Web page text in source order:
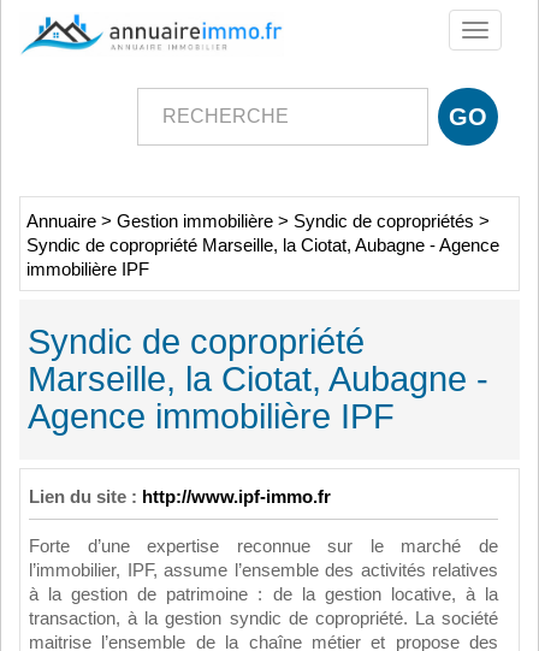
Toggle
Annuaire > Gestion immobilière > Syndic de copropriétés >
Syndic de copropriété Marseille, la Ciotat, Aubagne - Agence
immobilière IPF
Syndic de copropriété
Marseille, la Ciotat, Aubagne -
Agence immobilière IPF
Lien du site : http://www.ipf-immo.fr
Forte d’une expertise reconnue sur le marché de
l’immobilier, IPF, assume l’ensemble des activités relatives
à la gestion de patrimoine : de la gestion locative, à la
transaction, à la gestion syndic de copropriété. La société
maitrise l’ensemble de la chaîne métier et propose des